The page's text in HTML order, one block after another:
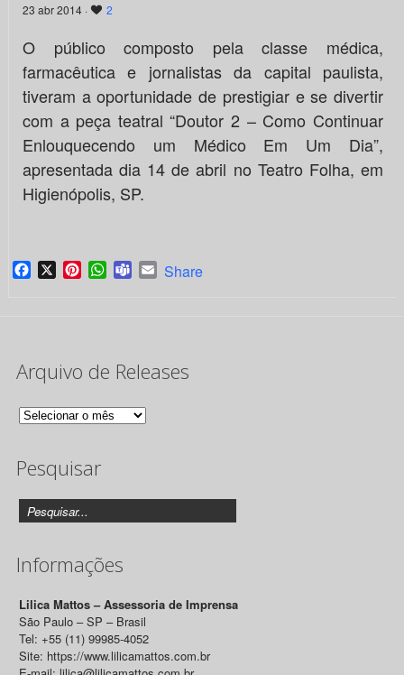
23 abr 2014 · 2
O público composto pela classe médica,
farmacêutica e jornalistas da capital paulista,
tiveram a oportunidade de prestigiar e se divertir
com a peça teatral “Doutor 2 – Como Continuar
Enlouquecendo um Médico Em Um Dia”,
apresentada dia 14 de abril no Teatro Folha, em
Higienópolis, SP.
Facebook
X PinterestWhatsApp
TeamsEmail
Share
Arquivo de Releases
Arquivo
Releases
Pesquisar
Informações
Lilica Mattos – Assessoria de Imprensa
São Paulo – SP – Brasil
Tel: +55 (11) 99985-4052
Site: https://www.lilicamattos.com.br